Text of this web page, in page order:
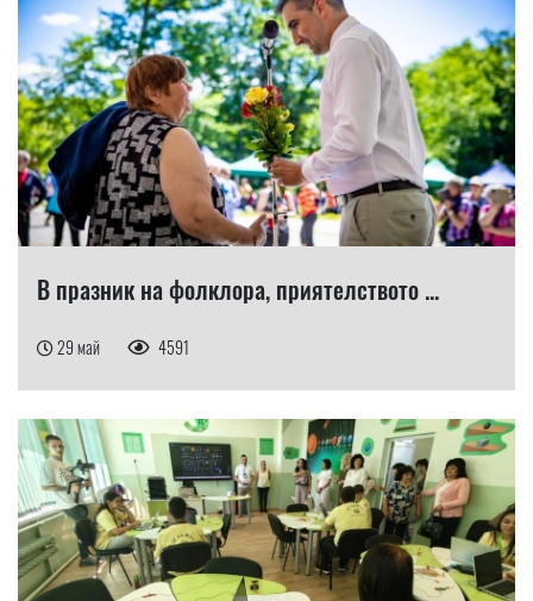
В празник на фолклора, приятелството ...
29 май 4591